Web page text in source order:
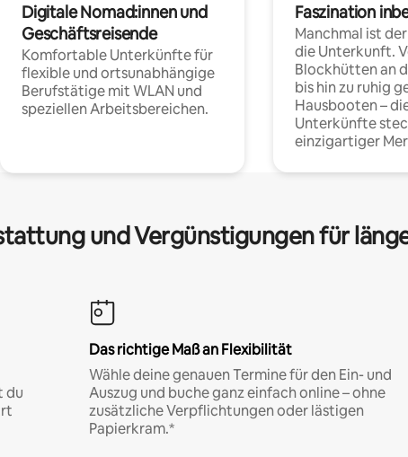
Digitale Nomad:innen und
Geschäftsreisende
Komfortable Unterkünfte für
flexible und ortsunabhängige
Berufstätige mit WLAN und
speziellen Arbeitsbereichen.
Faszination
Manchmal ist
die Unterkunft.
Blockhütten an
bis hin zu ruhig
Hausbooten –
Unterkünfte
einzigartiger
und Vergünstigungen für
du
Das richtige Maß an Flexibilität
Wähle deine genauen Termine für den Ein- und
Auszug und buche ganz einfach online – ohne
zusätzliche Verpflichtungen oder lästigen
Papierkram.*